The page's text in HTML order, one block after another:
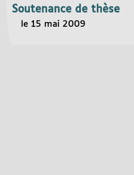
Soutenance de thèse
le 15 mai 2009